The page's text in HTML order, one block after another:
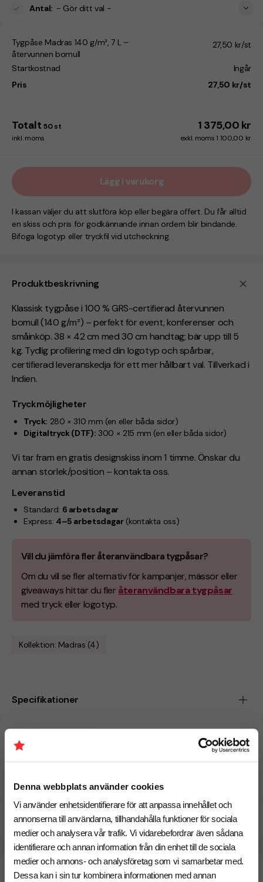
Denna webbplats använder cookies
Vi använder enhetsidentifierare för att anpassa innehållet och
annonserna till användarna, tillhandahålla funktioner för sociala
medier och analysera vår trafik. Vi vidarebefordrar även sådana
identifierare och annan information från din enhet till de sociala
medier och annons- och analysföretag som vi samarbetar med.
Dessa kan i sin tur kombinera informationen med annan
Produktbeskrivning
Klassisk tygpåse i 100 % GRS-certifierad återvunnen
bomull (140 g/m²) – perfekt för event, konferenser och
småinköp. 38 × 42 cm med 30 cm handtag; bär upp till 5
kg. Tydlig profilering med din logotyp och spårbar,
certifierad leveranskedja för ett mer hållbart val. Tillverkad i
Indien.
Tryckmöjligheter
Tryck: 280 × 310 mm (en eller båda sidor)
Digitaltryck (DTF): 300 × 215 mm (en eller båda sidor)
Vi tar fram en gratis designskiss inom 1 timme. Önskar du
annan storlek/position – kontakta oss.
Leveranstid
Standard: 6 arbetsdagar
Express: 4–5 arbetsdagar(kontakta oss)
Vill du jämföra fler återanvändbara tygpåsar?
Om du vill se fler alternativ för kampanjer, mässor eller
giveaways hittar du fler återanvändbara tygpåsar
med tryck eller logotyp.
Kollektion: Madras (4)
Specifikationer
Tryckmetoder
CO₂e -avtryck
Antal: - Gör ditt val -
Tygpåse Madras 140 g/m², 7 L –
återvunnen bomull
27,50 kr/st
Startkostnad
Ingår
Pris
27,50 kr/st
Totalt 50 st 1 375,00 kr
inkl. moms exkl. moms 1 100,00 kr
Lägg i varukorg
I kassan väljer du att slutföra köp eller begära offert. Du får alltid
en skiss och pris för godkännande innan ordern blir bindande.
Bifoga logotyp eller tryckfil vid utcheckning.
18 Augusti Beräknad leveranstid: 6 arbetsdagar
Snabbare leverans? Kontakta oss.